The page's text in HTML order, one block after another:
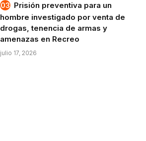
Prisión preventiva para un
hombre investigado por venta de
drogas, tenencia de armas y
amenazas en Recreo
julio 17, 2026